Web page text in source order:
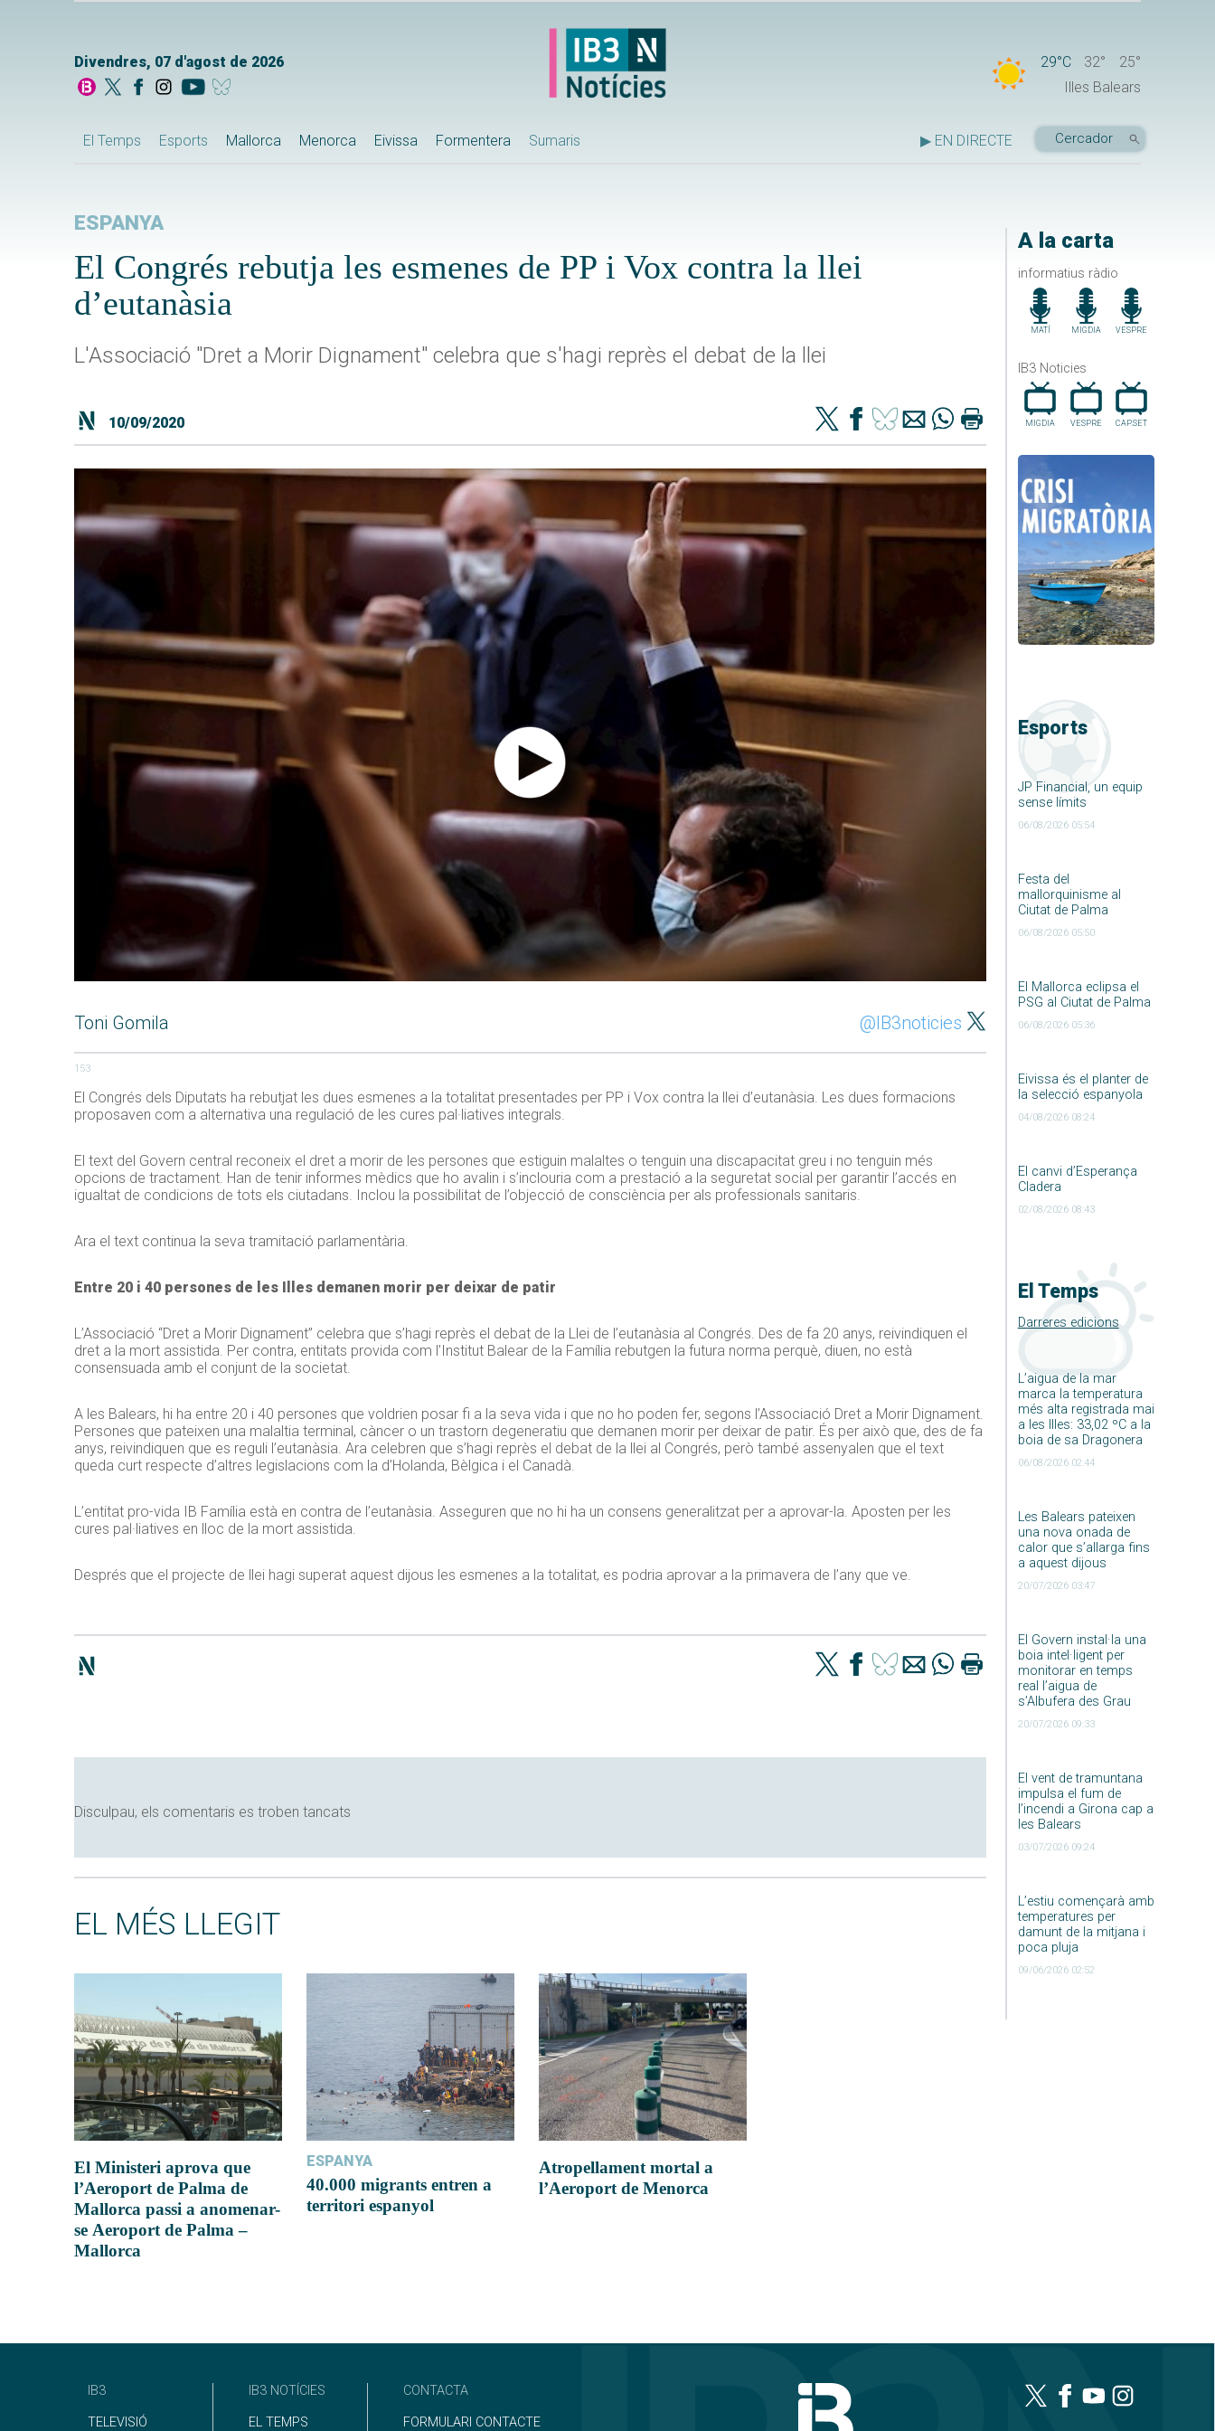
Divendres, 07 d'agost de 2026 29°C 32°
25°
Illes Balears
El Temps Esports Mallorca Menorca Eivissa Formentera Sumaris ▶ EN DIRECTE
A la carta
informatius ràdio
MATÍ MIGDIA VESPRE
IB3 Noticies
MIGDIA VESPRE CAP.SET
Esports
JP Financial, un equip
sense límits
06/08/2026 05:54
Festa del
mallorquinisme al
Ciutat de Palma
06/08/2026 05:50
El Mallorca eclipsa el
PSG al Ciutat de Palma
06/08/2026 05:36
Eivissa és el planter de
la selecció espanyola
04/08/2026 08:24
El canvi d’Esperança
Cladera
02/08/2026 08:43
El Temps
Darreres edicions
L’aigua de la mar
marca la temperatura
més alta registrada mai
a les Illes: 33,02 ºC a la
boia de sa Dragonera
06/08/2026 02:44
Les Balears pateixen
una nova onada de
calor que s’allarga fins
a aquest dijous
20/07/2026 03:47
El Govern instal·la una
boia intel·ligent per
monitorar en temps
real l’aigua de
s’Albufera des Grau
20/07/2026 09:33
El vent de tramuntana
impulsa el fum de
l’incendi a Girona cap a
les Balears
03/07/2026 09:24
L’estiu començarà amb
temperatures per
damunt de la mitjana i
poca pluja
09/06/2026 02:52
ESPANYA
El Congrés rebutja les esmenes de PP i Vox contra la llei
d’eutanàsia
L'Associació "Dret a Morir Dignament" celebra que s'hagi reprès el debat de la llei
10/09/2020
Toni Gomila @IB3noticies
153
El Congrés dels Diputats ha rebutjat les dues esmenes a la totalitat presentades per PP i Vox contra la llei d’eutanàsia. Les dues formacions
proposaven com a alternativa una regulació de les cures pal·liatives integrals.
El text del Govern central reconeix el dret a morir de les persones que estiguin malaltes o tenguin una discapacitat greu i no tenguin més
opcions de tractament. Han de tenir informes mèdics que ho avalin i s’inclouria com a prestació a la seguretat social per garantir l’accés en
igualtat de condicions de tots els ciutadans. Inclou la possibilitat de l’objecció de consciència per als professionals sanitaris.
Ara el text continua la seva tramitació parlamentària.
Entre 20 i 40 persones de les Illes demanen morir per deixar de patir
L’Associació “Dret a Morir Dignament” celebra que s’hagi reprès el debat de la Llei de l’eutanàsia al Congrés. Des de fa 20 anys, reivindiquen el
dret a la mort assistida. Per contra, entitats provida com l’Institut Balear de la Família rebutgen la futura norma perquè, diuen, no està
consensuada amb el conjunt de la societat.
A les Balears, hi ha entre 20 i 40 persones que voldrien posar fi a la seva vida i que no ho poden fer, segons l’Associació Dret a Morir Dignament.
Persones que pateixen una malaltia terminal, càncer o un trastorn degeneratiu que demanen morir per deixar de patir. És per això que, des de fa
anys, reivindiquen que es reguli l’eutanàsia. Ara celebren que s’hagi reprès el debat de la llei al Congrés, però també assenyalen que el text
queda curt respecte d’altres legislacions com la d’Holanda, Bèlgica i el Canadà.
L’entitat pro-vida IB Família està en contra de l’eutanàsia. Asseguren que no hi ha un consens generalitzat per a aprovar-la. Aposten per les
cures pal·liatives en lloc de la mort assistida.
Després que el projecte de llei hagi superat aquest dijous les esmenes a la totalitat, es podria aprovar a la primavera de l’any que ve.
Disculpau, els comentaris es troben tancats
EL MÉS LLEGIT
El Ministeri aprova que
l’Aeroport de Palma de
Mallorca passi a anomenar-
se Aeroport de Palma –
Mallorca
ESPANYA
40.000 migrants entren a
territori espanyol
Atropellament mortal a
l’Aeroport de Menorca
IB3
TELEVISIÓ
IB3 NOTÍCIES
EL TEMPS
CONTACTA
FORMULARI CONTACTE